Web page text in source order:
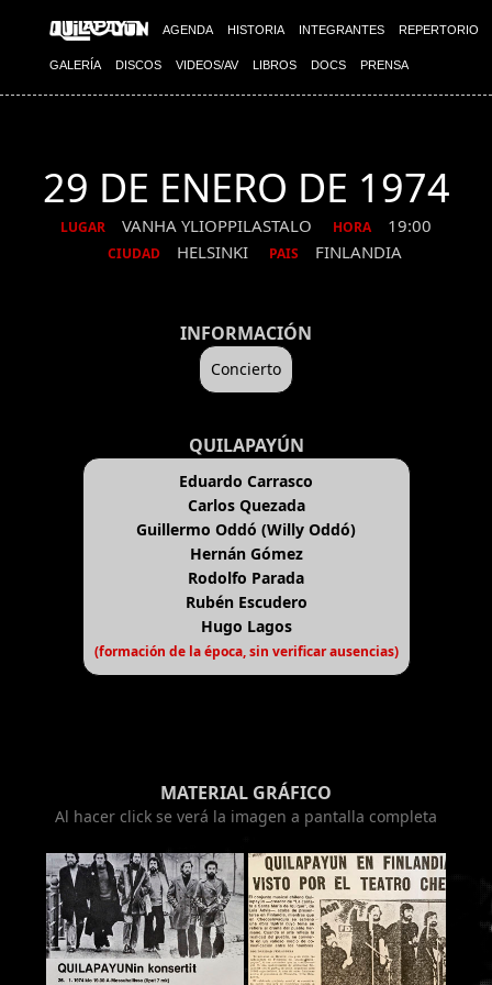
AGENDA HISTORIA INTEGRANTES REPERTORIO
GALERÍA DISCOS VIDEOS/AV LIBROS DOCS PRENSA
29 DE ENERO DE 1974
LUGAR VANHA YLIOPPILASTALO HORA 19:00
CIUDAD HELSINKI PAIS FINLANDIA
INFORMACIÓN
Concierto
QUILAPAYÚN
Eduardo Carrasco
Carlos Quezada
Guillermo Oddó (Willy Oddó)
Hernán Gómez
Rodolfo Parada
Rubén Escudero
Hugo Lagos
(formación de la época, sin verificar ausencias)
MATERIAL GRÁFICO
Al hacer click se verá la imagen a pantalla completa